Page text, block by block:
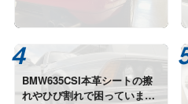
BMW635CSI本革シートの擦
れやひび割れで困っていま